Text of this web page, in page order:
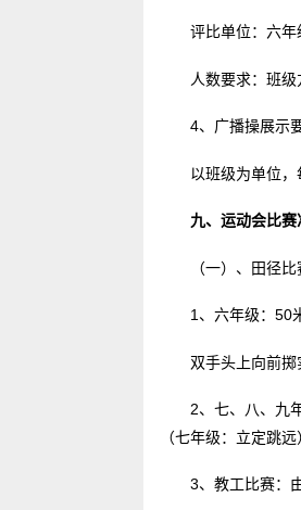
评比单位：六年
人数要求：班
4、广播操展示
以班级为单位
九、运动会比赛
（一）、田径比
1、六年级：50
双手头上向前掷
2、七、八、九
（七年级：立定跳远
3、教工比赛：